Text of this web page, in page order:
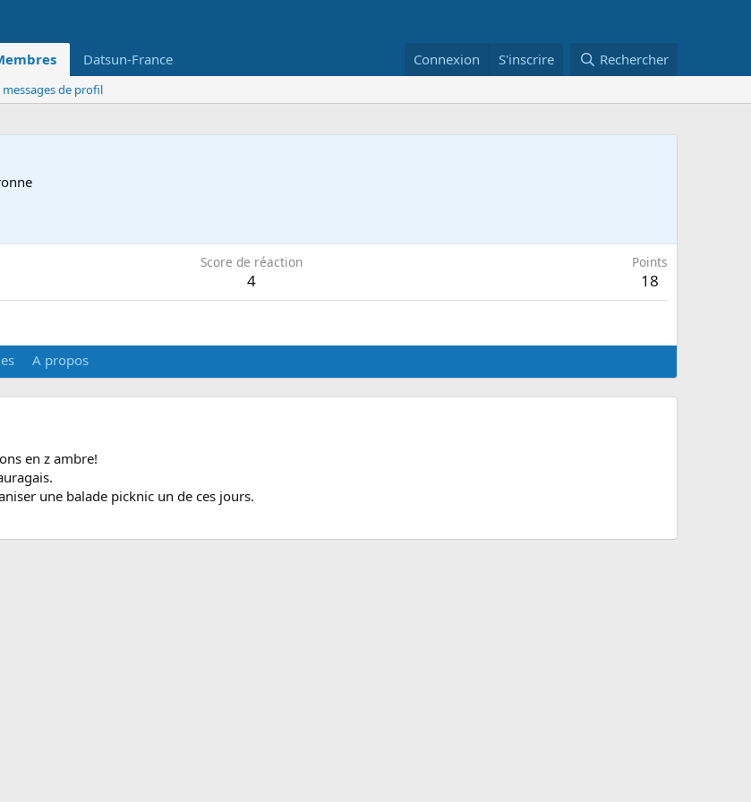
Datsun-France Connexion S'inscrire Rechercher
messages de profil
Score de réaction
4
Points
18
A propos
en z ambre!
une balade picknic un de ces jours.